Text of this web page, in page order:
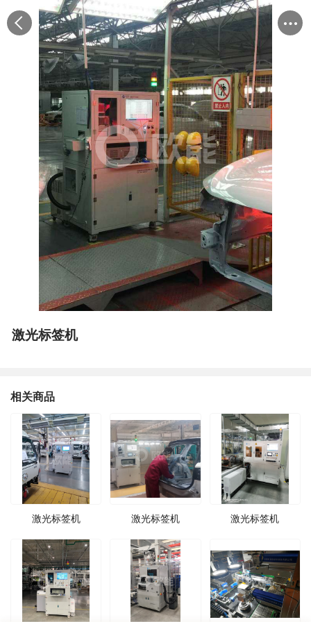
激光标签机
相关商品
激光标签机 激光标签机 激光标签机